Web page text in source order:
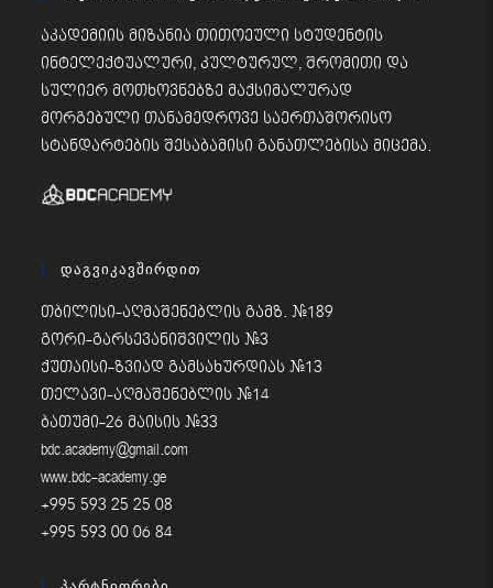
აკადემიის მიზანია თითოეული სტუდენტის
ინტელექტუალური, კულტურულ, შრომითი და
სულიერ მოთხოვნებზე მაქსიმალურად
მორგებული თანამედროვე საერთაშორისო
სტანდარტების შესაბამისი განათლებისა მიცემა.
Დაგვიკავშირდით
თბილისი-აღმაშენებლის გამზ. #189
გორი-გარსევანიშვილის #3
ქუთაისი-ზვიად გამსახურდიას #13
თელავი-აღმაშენებლის #14
ბათუმი-26 მაისის #33
bdc.academy@gmail.com
www.bdc-academy.ge
+995 593 25 25 08
+995 593 00 06 84